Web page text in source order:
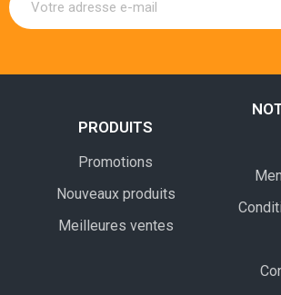
PRODUITS
Promotions
Nouveaux produits
Meilleures ventes